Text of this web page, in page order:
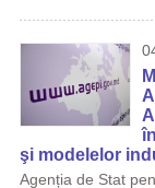
şi modelelor
Agenția de Stat